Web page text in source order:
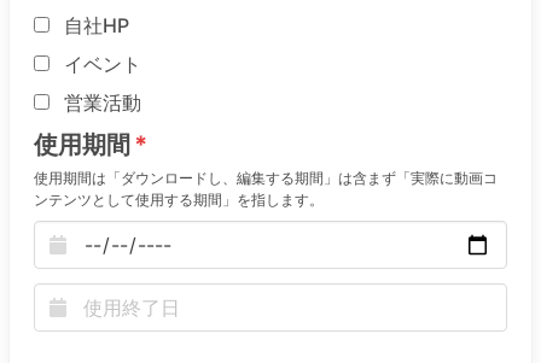
自社HP
イベント
営業活動
使用期間
使用期間は「ダウンロードし、編集する期間」は含まず「実際に動画コ
ンテンツとして使用する期間」を指します。